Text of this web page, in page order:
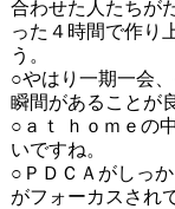
合わせた人たちが
った４時間で作り
う。
○やはり一期一会
瞬間があることが
○ａｔ ｈｏｍｅの
いですね。
○ＰＤＣＡがしっ
がフォーカスされ